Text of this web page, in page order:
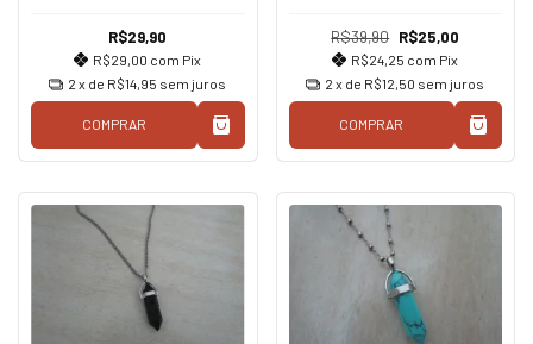
R$29,90
R$29,00 com Pix
2 x de R$14,95 sem juros
COMPRAR
R$39,90 R$25,00
R$24,25 com Pix
2 x de R$12,50 sem juros
COMPRAR